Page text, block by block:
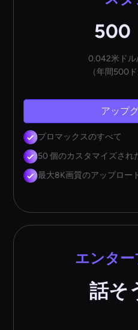
500
0.042米ドル
（年間500
アップ
プロマックスのすべて
50 個のカスタマイズされ
最大8K画質のアップロー
エンタ
話そ